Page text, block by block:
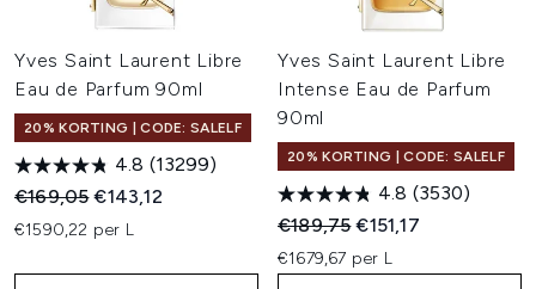
Yves Saint Laurent Libre
Eau de Parfum 90ml
20% KORTING | CODE: SALELF
4.8 (13299)
Recommended Retail Price:
€169,05Huidige prijs:
€143,12
€1590,22 per L
Yves Saint Laurent Libre
Intense Eau de Parfum
90ml
20% KORTING | CODE: SALELF
4.8 (3530)
Recommended Retail Price:
€189,75Huidige prijs:
€151,17
€1679,67 per L